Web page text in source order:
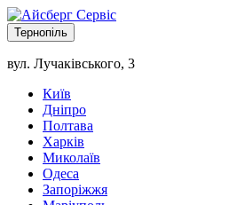
Тернопіль
вул. Лучаківського, 3
Київ
Дніпро
Полтава
Харків
Миколаїв
Одеса
Запоріжжя